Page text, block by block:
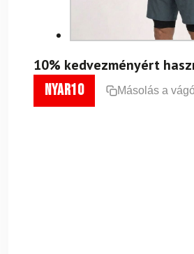
10% kedvezményért
nyar10 Másolás a